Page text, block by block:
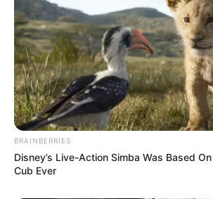
BRAINBERRIES
Disney’s Live-Action Simba Was Based
Cub Ever